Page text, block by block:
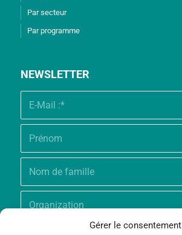
Gérer le consentement
Par secteur
Par programme
NEWSLETTER